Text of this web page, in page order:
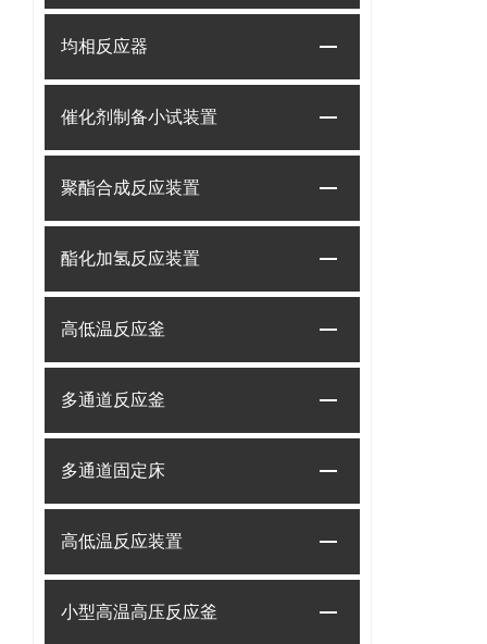
均相反应器
催化剂制备小试装置
聚酯合成反应装置
酯化加氢反应装置
高低温反应釜
多通道反应釜
多通道固定床
高低温反应装置
小型高温高压反应釜